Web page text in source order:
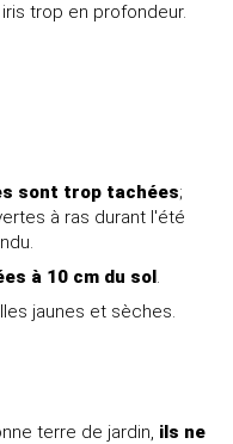
trop en profondeur.
sont trop tachées;
à ras durant l'été
à 10 cm du sol.
jaunes et sèches.
terre de jardin, ils ne